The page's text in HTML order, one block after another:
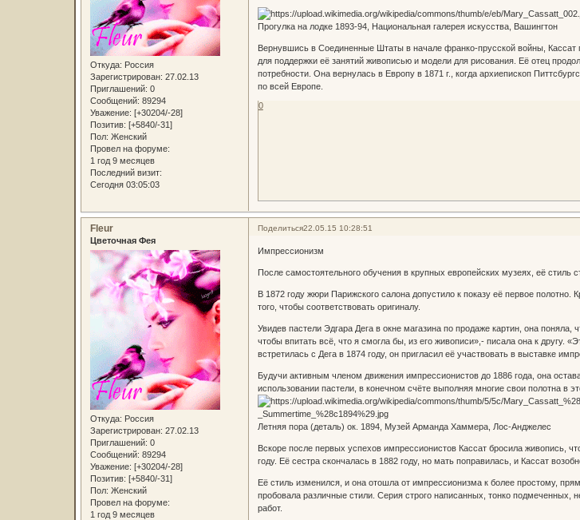
Откуда: Россия
Зарегистрирован: 27.02.13
Приглашений: 0
Сообщений: 89294
Уважение: [+30204/-28]
Позитив: [+5840/-31]
Пол: Женский
Провел на форуме:
1 год 9 месяцев
Последний визит:
Сегодня 03:05:03
Прогулка на лодке 1893-94, Национальная галерея искусства, Вашингтон
Вернувшись в Соединенные Штаты в начале франко-прусской войны,
для поддержки её занятий живописью и модели для рисования. Её отец
потребности. Она вернулась в Европу в 1871 г., когда архиепископ
по всей Европе.
0
Поделиться22.05.15 10:28:51
Fleur
Цветочная Фея
Откуда: Россия
Зарегистрирован: 27.02.13
Приглашений: 0
Сообщений: 89294
Уважение: [+30204/-28]
Позитив: [+5840/-31]
Пол: Женский
Провел на форуме:
1 год 9 месяцев
Импрессионизм
После самостоятельного обучения в крупных европейских музеях, её
В 1872 году жюри Парижского салона допустило к показу её первое
того, чтобы соответствовать оригиналу.
Увидев пастели Эдгара Дега в окне магазина по продаже картин, она
чтобы впитать всё, что я смогла бы, из его живописи»,- писала она к другу.
встретилась с Дега в 1874 году, он пригласил её участвовать в выставке
Будучи активным членом движения импрессионистов до 1886 года, она
использовании пастели, в конечном счёте выполняя многие свои полотна в
Летняя пора (деталь) ок. 1894, Музей Арманда Хаммера, Лос-Анджелес
Вскоре после первых успехов импрессионистов Кассат бросила живопись,
году. Её сестра скончалась в 1882 году, но мать поправилась, и Кассат
Её стиль изменился, и она отошла от импрессионизма к более простому,
пробовала различные стили. Серия строго написанных, тонко подмеченных,
работ.